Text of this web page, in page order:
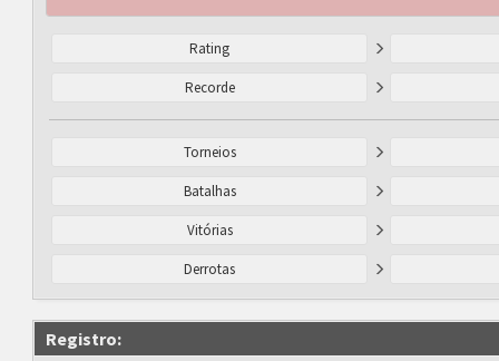
Rating
Recorde
Torneios
Batalhas
Vitórias
Derrotas
Registro: